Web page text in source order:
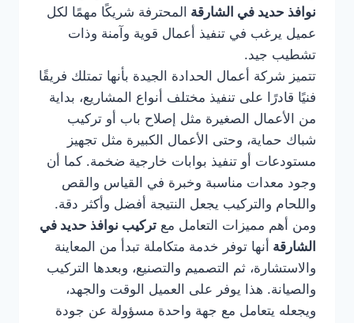
نوافذ حديد في الشارقة المحترفة شريكًا مهمًا لكل
عميل يرغب في تنفيذ أعمال قوية وآمنة وذات
تشطيب جيد.
تتميز شركة أعمال الحدادة الجيدة بأنها تمتلك فريقًا
فنيًا قادرًا على تنفيذ مختلف أنواع المشاريع، بداية
من الأعمال الصغيرة مثل إصلاح باب أو تركيب
شباك حماية، وحتى الأعمال الكبيرة مثل تجهيز
مستودعات أو تنفيذ بوابات خارجية ضخمة. كما أن
وجود معدات مناسبة وخبرة في القياس والقص
واللحام والتركيب يجعل النتيجة أفضل وأكثر دقة.
ومن أهم مميزات التعامل مع تركيب نوافذ حديد في
الشارقة أنها توفر خدمة متكاملة تبدأ من المعاينة
والاستشارة، ثم التصميم والتصنيع، وبعدها التركيب
والصيانة. هذا يوفر على العميل الوقت والجهد،
ويجعله يتعامل مع جهة واحدة مسؤولة عن جودة